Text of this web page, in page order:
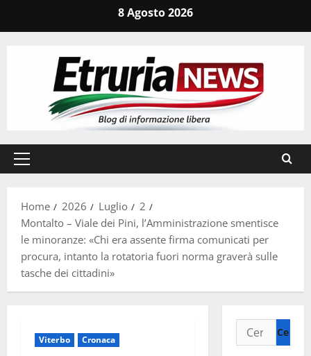
8 Agosto 2026
Menu
Home
2026 Luglio
2
Montalto – Viale dei Pini, l’Amministrazione smentisce
le minoranze: «Chi era assente firma comunicati per
procura, intanto la rotatoria fuori norma graverà sulle
tasche dei cittadini»
Viterbo Cronaca
Ricerca
per: